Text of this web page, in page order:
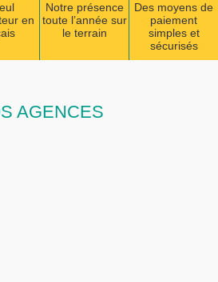
en
Notre présence
toute l’année sur
le terrain
Des moyens de
paiement
simples et
sécurisés
AGENCES